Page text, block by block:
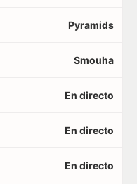
Pyramids
Smouha
En directo
En directo
En directo